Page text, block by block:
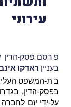
עירוני
פורסם פסק-הדין
בעניין ראדקו
בית-המשפט
בפסק-הדין,
על-ידי יזם